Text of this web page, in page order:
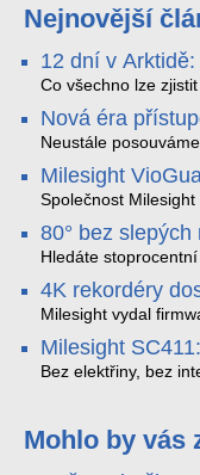
Nejnovější
12 dní v
data ze
Co všechno lze
projede Arktidou?
Tromsø přes Lofoty,
Nordkapp. Bez
otřesy i náklon.
podrobný datový
Nová éra
Signo
Neustále
v oblasti kontroly
čtečky HID Signo.
Milesight
detekci
Společnost
dopravních
sofistikovanými
tak, aby poskytoval
dopravních
optimalizoval
80° bez
streamuje na
Hledáte
panoramatická
4MP senzorů SONY
zkreslení. K tomu
YouTube – bez
4K rekordéry
které musíte
Milesight vydal
které vám
spoustu zbytečných
Milesight
kabel
Bez elektřiny, bez
váš telefon.
Mohlo by vás